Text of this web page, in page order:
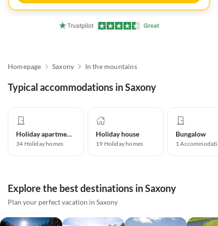
Homepage Saxony In the mountains
Typical accommodations in Saxony
Holiday apartment
34 Holiday homes
Holiday house
19 Holiday homes
Bungalow
1
Explore the best destinations in Saxony
Plan your perfect vacation in Saxony